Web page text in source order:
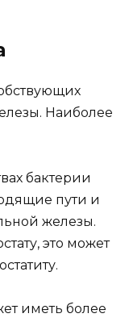
Наиболее
бактерии
пути и
железы.
это может
иметь более